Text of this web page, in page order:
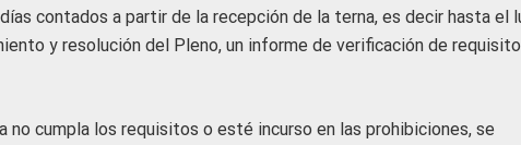
contados a partir de la recepción de la terna, es decir hasta el
y resolución del Pleno, un informe de verificación de
no cumpla los requisitos o esté incurso en las prohibiciones, se